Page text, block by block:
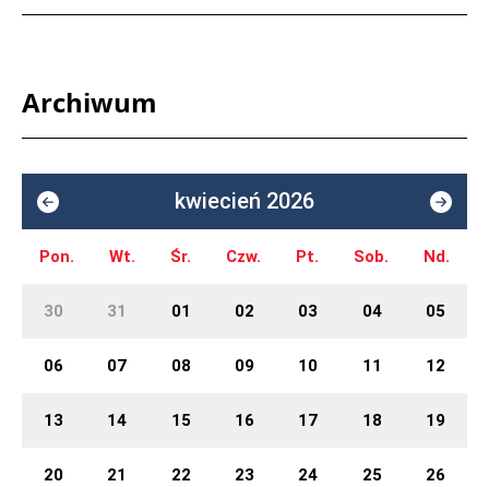
Archiwum
kwiecień 2026
Pon. Wt. Śr. Czw. Pt. Sob. Nd.
30 31 01 02 03 04 05
06 07 08 09 10 11 12
13 14 15 16 17 18 19
20 21 22 23 24 25 26